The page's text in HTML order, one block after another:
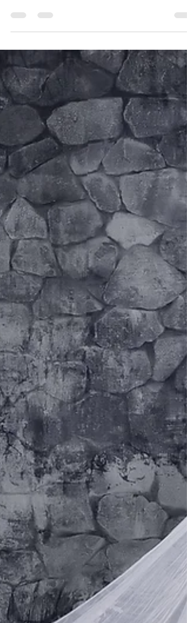
Carolina Moraes
Vestido princesa é uma
ideia para casamento ao ar
livre?
Existem diversas regras de "não pode",
algumas, inclusive, bastante ultrapassadas, e
depois de uma dica de uma de nossas